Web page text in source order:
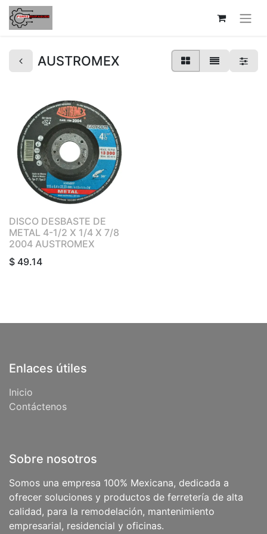
AUSTROMEX
DISCO DESBASTE DE
METAL 4-1/2 X 1/4 X 7/8
2004 AUSTROMEX
$ 49.14
Enlaces útiles
Inicio
Contáctenos
Sobre nosotros
Somos una empresa 100% Mexicana, dedicada a
ofrecer soluciones y productos de ferretería de alta
calidad, para la remodelación, mantenimiento
empresarial, residencial y oficinas.